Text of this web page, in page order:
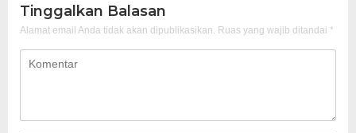
Tinggalkan Balasan
Alamat email Anda tidak akan dipublikasikan. Ruas yang wajib ditandai *